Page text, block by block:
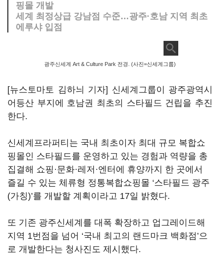
핑몰 개발
세계 최정상급 강남점 수준…광주·호남 지역 최초
에루샤 입점
광주신세계 Art & Culture Park 전경. (사진=신세계그룹)
[뉴스토마토 김하늬 기자] 신세계그룹이 광주광역시
어등산 부지에 호남권 최초의 스타필드 건립을 추진
한다.
신세계프라퍼티는 국내 최초이자 최대 규모 복합쇼
핑몰인 스타필드를 운영하고 있는 경험과 역량을 총
집결해 쇼핑·문화·레저·엔터에 휴양까지 한 곳에서
즐길 수 있는 체류형 정통복합쇼핑몰 ‘스타필드 광주
(가칭)’를 개발할 계획이라고 17일 밝혔다.
또 기존 광주신세계를 대폭 확장하고 업그레이드해
지역 1번점을 넘어 ‘국내 최고의 랜드마크 백화점’으
로 개발한다는 청사진도 제시했다.